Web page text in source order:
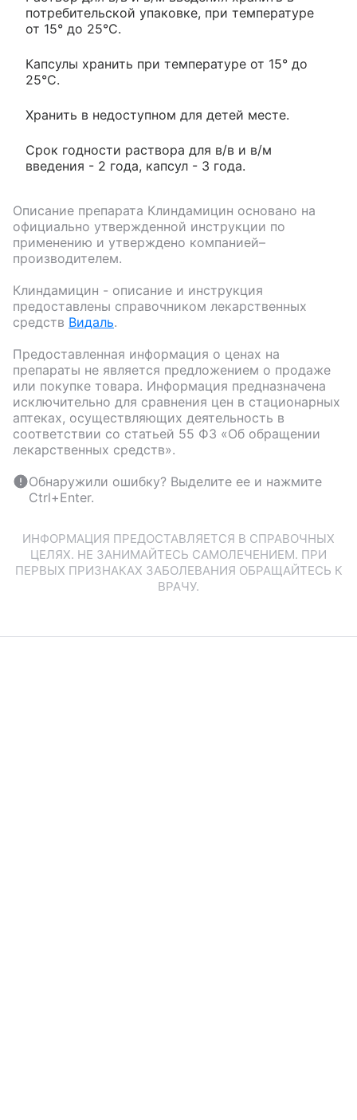
потребительской упаковке, при температуре
от 15° до 25°С.
Капсулы хранить при температуре от 15° до
25°С.
Хранить в недоступном для детей месте.
Срок годности раствора для в/в и в/м
введения - 2 года, капсул - 3 года.
Описание препарата Клиндамицин основано на
официально утвержденной инструкции по
применению и утверждено компанией–
производителем.
Клиндамицин - описание и инструкция
предоставлены справочником лекарственных
средств Видаль.
Предоставленная информация о ценах на
препараты не является предложением о продаже
или покупке товара. Информация предназначена
исключительно для сравнения цен в стационарных
аптеках, осуществляющих деятельность в
соответствии со статьей 55 ФЗ «Об обращении
лекарственных средств».
Обнаружили ошибку? Выделите ее и нажмите
Ctrl+Enter.
ИНФОРМАЦИЯ ПРЕДОСТАВЛЯЕТСЯ В СПРАВОЧНЫХ
ЦЕЛЯХ. НЕ ЗАНИМАЙТЕСЬ САМОЛЕЧЕНИЕМ. ПРИ
ПЕРВЫХ ПРИЗНАКАХ ЗАБОЛЕВАНИЯ ОБРАЩАЙТЕСЬ К
ВРАЧУ.